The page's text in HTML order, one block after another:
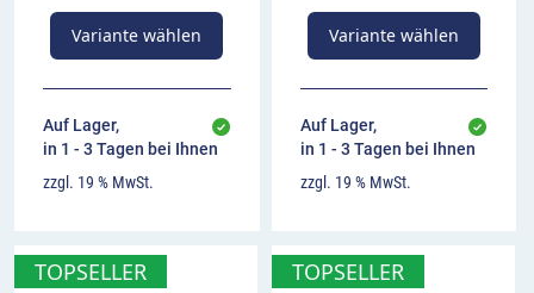
Variante wählen
Auf Lager,
in 1 - 3 Tagen bei Ihnen
zzgl. 19 % MwSt.
Variante wählen
Auf Lager,
in 1 - 3 Tagen bei Ihnen
zzgl. 19 % MwSt.
TOPSELLER TOPSELLER